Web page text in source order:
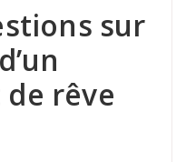
sur
rêve